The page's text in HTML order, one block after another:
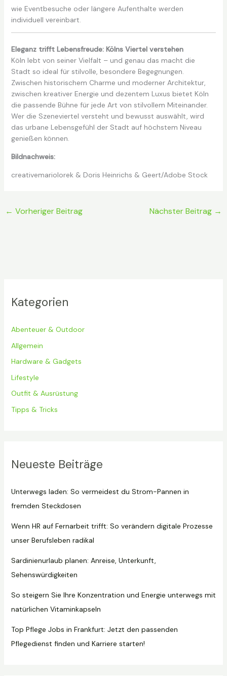
wie Eventbesuche oder längere Aufenthalte werden
individuell vereinbart.
Eleganz trifft Lebensfreude: Kölns Viertel verstehen
Köln lebt von seiner Vielfalt – und genau das macht die
Stadt so ideal für stilvolle, besondere Begegnungen.
Zwischen historischem Charme und moderner Architektur,
zwischen kreativer Energie und dezentem Luxus bietet Köln
die passende Bühne für jede Art von stilvollem Miteinander.
Wer die Szeneviertel versteht und bewusst auswählt, wird
das urbane Lebensgefühl der Stadt auf höchstem Niveau
genießen können.
Bildnachweis:
creativemariolorek & Doris Heinrichs & Geert/Adobe Stock
← Vorheriger Beitrag Nächster Beitrag →
Kategorien
Abenteuer & Outdoor
Allgemein
Hardware & Gadgets
Lifestyle
Outfit & Ausrüstung
Tipps & Tricks
Neueste Beiträge
Unterwegs laden: So vermeidest du Strom-Pannen in
fremden Steckdosen
Wenn HR auf Fernarbeit trifft: So verändern digitale Prozesse
unser Berufsleben radikal
Sardinienurlaub planen: Anreise, Unterkunft,
Sehenswürdigkeiten
So steigern Sie Ihre Konzentration und Energie unterwegs mit
natürlichen Vitaminkapseln
Top Pflege Jobs in Frankfurt: Jetzt den passenden
Pflegedienst finden und Karriere starten!